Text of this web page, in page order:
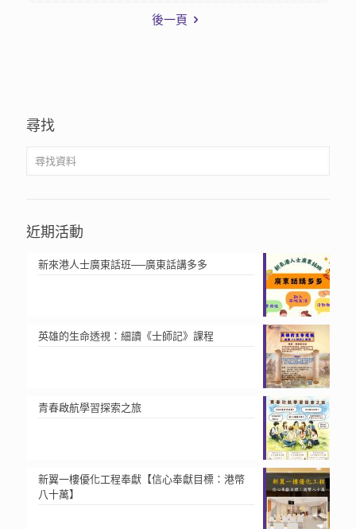
後一頁
尋找
近期活動
新來港人士廣東話班──廣東話講多多
英雄的生命透視：細讀《士師記》課程
青春啟航學習探索之旅
新翼一樓優化工程奉獻【信心奉獻目標：港幣
八十萬】